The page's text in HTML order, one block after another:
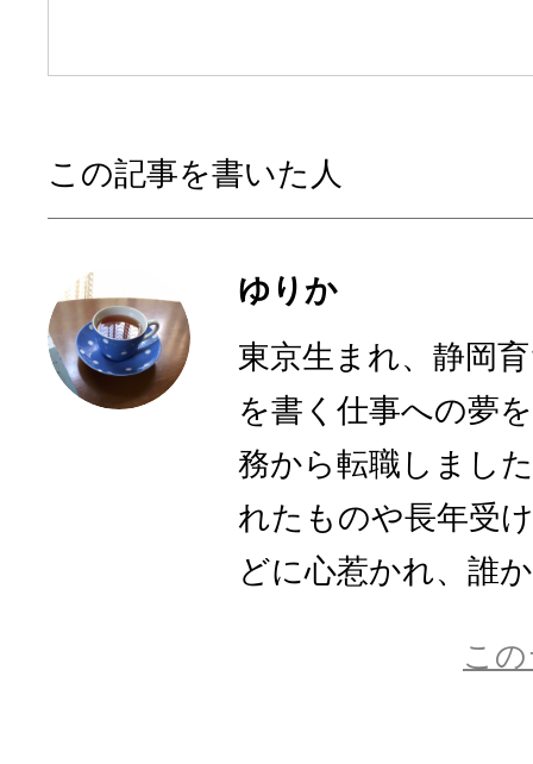
この記事を書いた人
ゆりか
東京生まれ、静岡
を書く仕事への夢
務から転職しまし
れたものや長年受
どに心惹かれ、誰
こ